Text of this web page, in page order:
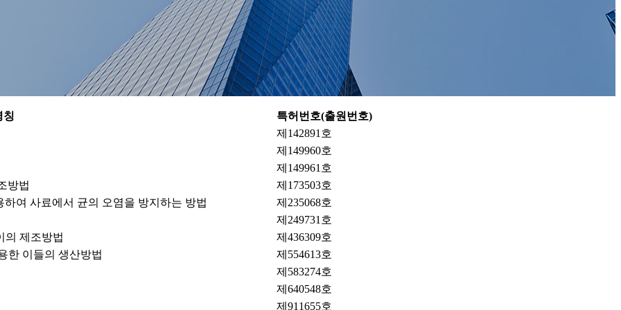
칭
특허번호(출원번호)
제142891호
제149960호
제149961호
방법
제173503호
여 사료에서 균의 오염을 방지하는 방법
제235068호
제249731호
의 제조방법
제436309호
한 이들의 생산방법
제554613호
제583274호
제640548호
제911655호